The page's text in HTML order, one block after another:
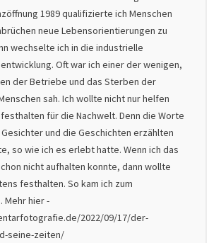
1989 qualifizierte ich Menschen
neue Lebensorientierungen zu
wechselte ich in die industrielle
Oft war ich einer der wenigen,
der Betriebe und das Sterben der
sah. Ich wollte nicht nur helfen
für die Nachwelt. Denn die Worte
und die Geschichten erzählten
so wie ich es erlebt hatte. Wenn ich das
nicht aufhalten konnte, dann wollte
festhalten. So kam ich zum
Mehr hier -
2022/09/17/der-
seine-zeiten/